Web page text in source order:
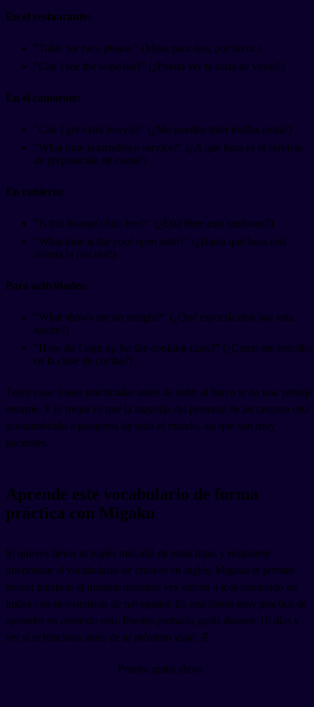
En el restaurante:
"Table for two, please." (Mesa para dos, por favor.)
"Can I see the wine list?" (¿Puedo ver la carta de vinos?)
En el camarote:
"Can I get extra towels?" (¿Me pueden traer toallas extra?)
"What time is turndown service?" (¿A qué hora es el servicio
de preparación de cama?)
En cubierta:
"Is this lounge chair free?" (¿Está libre esta tumbona?)
"What time is the pool open until?" (¿Hasta qué hora está
abierta la piscina?)
Para actividades:
"What shows are on tonight?" (¿Qué espectáculos hay esta
noche?)
"How do I sign up for the cooking class?" (¿Cómo me inscribo
en la clase de cocina?)
Tener estas frases practicadas antes de subir al barco te da una ventaja
enorme. Y lo mejor es que la mayoría del personal de un crucero está
acostumbrado a pasajeros de todo el mundo, así que son muy
pacientes.
Aprende este vocabulario de forma
práctica con Migaku
Si quieres llevar tu inglés más allá de estas listas y realmente
interiorizar el vocabulario de crucero en inglés, Migaku te permite
buscar palabras al instante mientras ves videos o lees contenido en
inglés con su extensión de navegador. Es una forma muy práctica de
aprender en contexto real. Puedes probarlo gratis durante 10 días y
ver si te funciona antes de tu próximo viaje. 💪
Prueba gratis ahora